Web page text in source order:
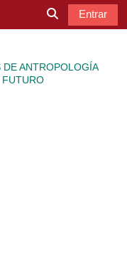
Selector de
Entrar
ANTROPOLOGÍA
FUTURO